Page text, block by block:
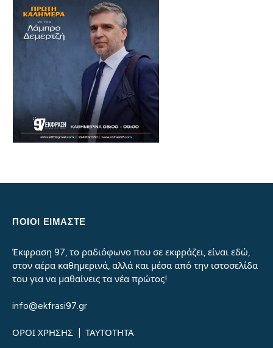
ΠΟΙΟΙ ΕΙΜΑΣΤΕ
Έκφραση 97, το ραδιόφωνο που σε εκφράζει, είναι εδώ,
στον αέρα καθημερινά, αλλά και μέσα από την ιστοσελίδα
του για να μαθαίνεις τα νέα πρώτος!
info@ekfrasi97.gr
ΟΡΟΙ ΧΡΗΣΗΣ ΤΑΥΤΟΤΗΤΑ